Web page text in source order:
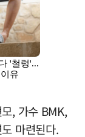
, 가수 BMK,
마련된다.